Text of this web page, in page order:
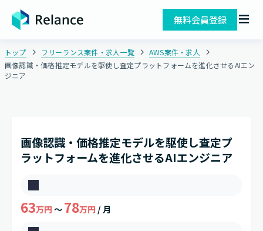
無料会員登録
トップ フリーランス案件・求人一覧
AWS案件・求人
画像認識・価格推定モデルを駆使し査定プラットフォームを進化させるAIエン
ジニア
画像認識・価格推定モデルを駆使し査定プ
ラットフォームを進化させるAIエンジニア
単
価
63万円～78万円 / 月